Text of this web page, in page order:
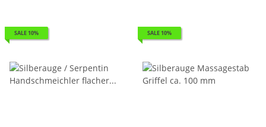
SALE 10% SALE 10%